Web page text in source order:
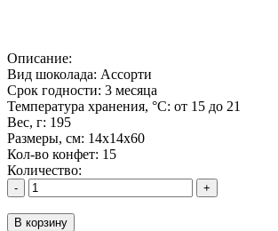
Описание:
Вид шоколада: Ассорти
Срок годности: 3 месяца
Температура хранения, °C: от 15 до 21
Вес, г: 195
Размеры, см: 14х14х60
Кол-во конфет: 15
Количество:
- +
В корзину